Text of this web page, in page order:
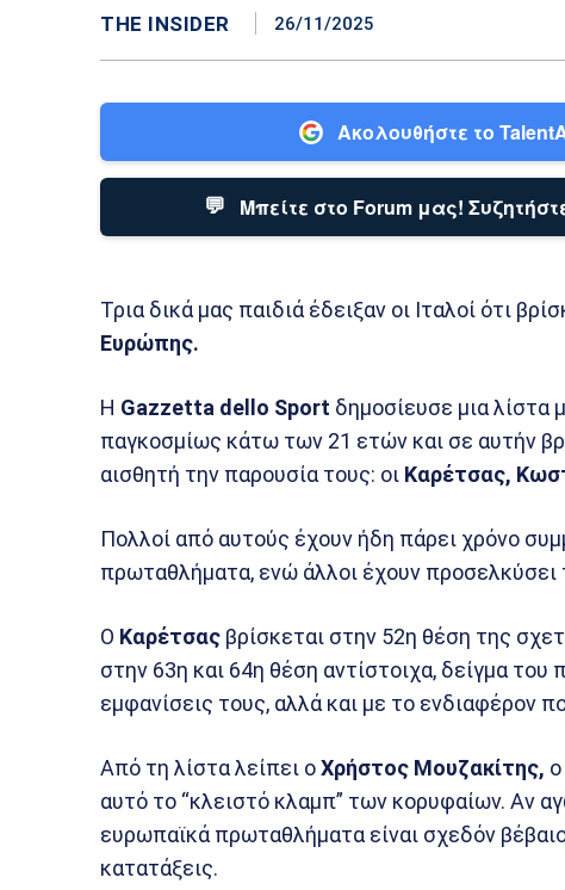
THE INSIDER 26/11/2025
Ακολουθήστε το
💬 Μπείτε στο Forum μας!
Τρια δικά μας παιδιά έδειξαν οι Ιταλοί ότι
Ευρώπης.
Η Gazzetta dello Sport δημοσίευσε μια λίστα
παγκοσμίως κάτω των 21 ετών και σε αυτήν
αισθητή την παρουσία τους: οι Καρέτσας,
Πολλοί από αυτούς έχουν ήδη πάρει χρόνο
πρωταθλήματα, ενώ άλλοι έχουν
Ο Καρέτσας βρίσκεται στην 52η θέση της
στην 63η και 64η θέση αντίστοιχα, δείγμα
εμφανίσεις τους, αλλά και με το ενδιαφέρον
Από τη λίστα λείπει οΧρήστος Μουζακίτης,
αυτό το “κλειστό κλαμπ” των κορυφαίων. Αν
ευρωπαϊκά πρωταθλήματα είναι σχεδόν
κατατάξεις.